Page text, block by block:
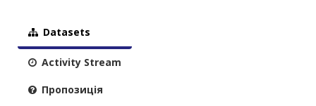
Datasets
Activity Stream
Пропозиція